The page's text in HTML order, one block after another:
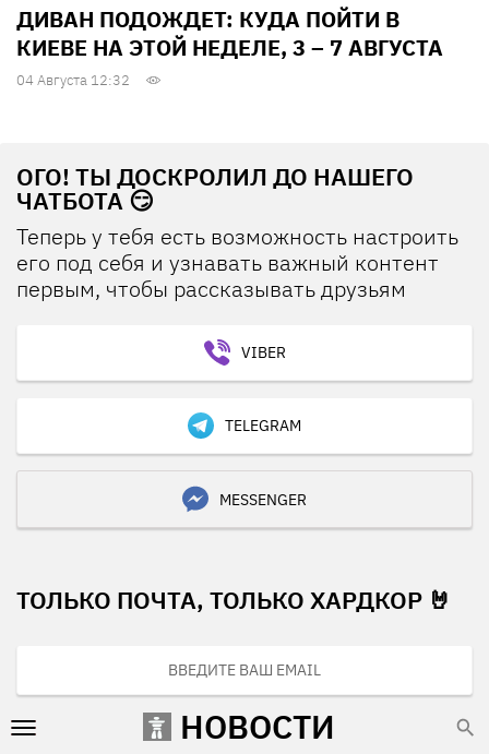
НОВОСТИ
ДИВАН ПОДОЖДЕТ: КУДА ПОЙТИ В
КИЕВЕ НА ЭТОЙ НЕДЕЛЕ, 3 – 7 АВГУСТА
04 Августа 12:32
ОГО! ТЫ ДОСКРОЛИЛ ДО НАШЕГО
ЧАТБОТА 😏
Теперь у тебя есть возможность настроить
его под себя и узнавать важный контент
первым, чтобы рассказывать друзьям
VIBER
TELEGRAM
MESSENGER
ТОЛЬКО ПОЧТА, ТОЛЬКО ХАРДКОР 🤘
ПОДПИСАТЬСЯ